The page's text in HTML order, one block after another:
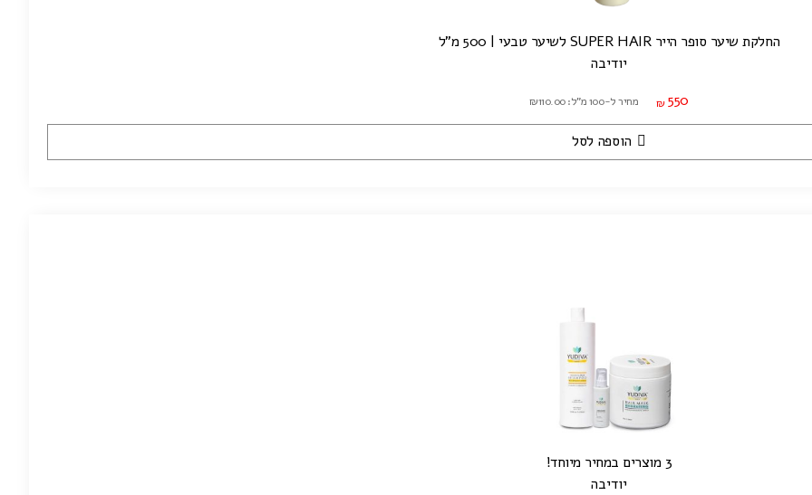
החלקת שיער סופר הייר SUPER HAIR לשיער טבעי | 500 מ"ל
יודיבה
₪ 550 מחיר ל-100 מ"ל: ₪110.00
הוספה לסל
3 מוצרים במחיר מיוחד!
יודיבה